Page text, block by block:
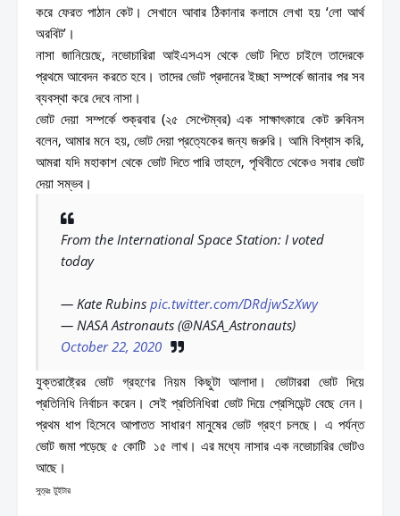
করে ফেরত পাঠান কেট। সেখানে আবার ঠিকানার কলামে লেখা হয় ‘লো আর্থ
অরবিট’।
নাসা জানিয়েছে, নভোচারিরা আইএসএস থেকে ভোট দিতে চাইলে তাদেরকে
প্রথমে আবেদন করতে হবে। তাদের ভোট প্রদানের ইচ্ছা সম্পর্কে জানার পর সব
ব্যবস্থা করে দেবে নাসা।
ভোট দেয়া সম্পর্কে শুক্রবার (২৫ সেপ্টেম্বর) এক সাক্ষাৎকারে কেট রুবিনস
বলেন, আমার মনে হয়, ভোট দেয়া প্রত্যেকের জন্য জরুরি। আমি বিশ্বাস করি,
আমরা যদি মহাকাশ থেকে ভোট দিতে পারি তাহলে, পৃথিবীতে থেকেও সবার ভোট
দেয়া সম্ভব।
From the International Space Station: I voted
today
— Kate Rubins pic.twitter.com/DRdjwSzXwy
— NASA Astronauts (@NASA_Astronauts)
October 22, 2020
যুক্তরাষ্ট্রের ভোট গ্রহণের নিয়ম কিছুটা আলাদা। ভোটাররা ভোট দিয়ে
প্রতিনিধি নির্বাচন করেন। সেই প্রতিনিধিরা ভোট দিয়ে প্রেসিডেন্ট বেছে নেন।
প্রথম ধাপ হিসেবে আপাতত সাধারণ মানুষের ভোট গ্রহণ চলছে। এ পর্যন্ত
ভোট জমা পড়েছে ৫ কোটি ১৫ লাখ। এর মধ্যে নাসার এক নভোচারির ভোটও
আছে।
সুত্রঃ টুইটার